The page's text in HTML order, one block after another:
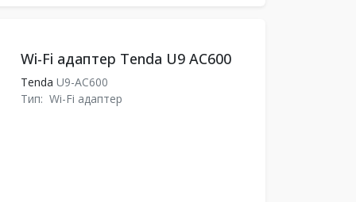
Wi-Fi адаптер Tenda U9 AC600
Tenda U9-AC600
Тип: Wi-Fi адаптер